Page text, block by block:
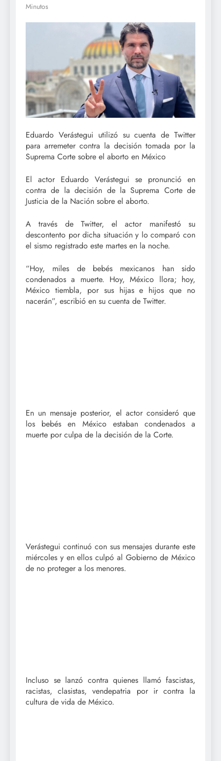
Minutos
Eduardo Verástegui utilizó su cuenta de Twitter
para arremeter contra la decisión tomada por la
Suprema Corte sobre el aborto en México
El actor Eduardo Verástegui se pronunció en
contra de la decisión de la Suprema Corte de
Justicia de la Nación sobre el aborto.
A través de Twitter, el actor manifestó su
descontento por dicha situación y lo comparó con
el sismo registrado este martes en la noche.
“Hoy, miles de bebés mexicanos han sido
condenados a muerte. Hoy, México llora; hoy,
México tiembla, por sus hijas e hijos que no
nacerán”, escribió en su cuenta de Twitter.
En un mensaje posterior, el actor consideró que
los bebés en México estaban condenados a
muerte por culpa de la decisión de la Corte.
Verástegui continuó con sus mensajes durante este
miércoles y en ellos culpó al Gobierno de México
de no proteger a los menores.
Incluso se lanzó contra quienes llamó fascistas,
racistas, clasistas, vendepatria por ir contra la
cultura de vida de México.